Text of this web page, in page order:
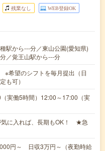
残業なし WEB登録OK
駅から---分／東山公園(愛知県)
／覚王山駅から---分
※希望のシフトを毎月提出（日
も可）
実働5時間）12:00～17:00（実
に入れば、長期もOK！ ★急
円～ 日収3万円～（夜勤時給